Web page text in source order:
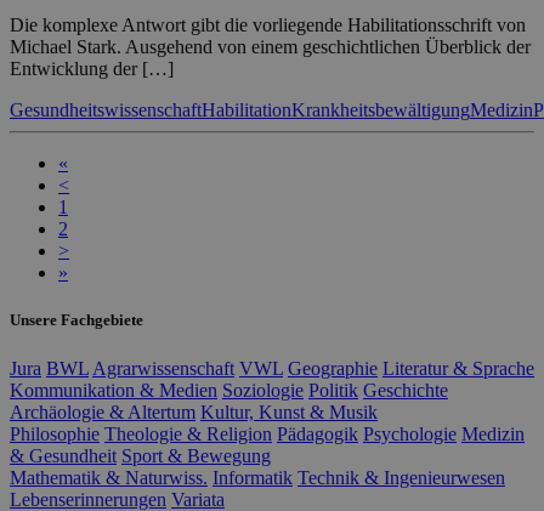
Die komplexe Antwort gibt die vorliegende Habilitationsschrift von
Michael Stark. Ausgehend von einem geschichtlichen Überblick der
Entwicklung der […]
GesundheitswissenschaftHabilitationKrankheitsbewältigungMedizin
«
<
1
2
>
»
Unsere Fachgebiete
Jura BWL Agrarwissenschaft VWL Geographie Literatur & Sprache
Kommunikation & Medien Soziologie Politik Geschichte
Archäologie & Altertum Kultur, Kunst & Musik
Philosophie Theologie & Religion Pädagogik Psychologie Medizin
& Gesundheit Sport & Bewegung
Mathematik & Naturwiss. Informatik Technik & Ingenieurwesen
Lebenserinnerungen Variata